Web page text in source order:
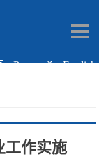
Русский English
工作实施